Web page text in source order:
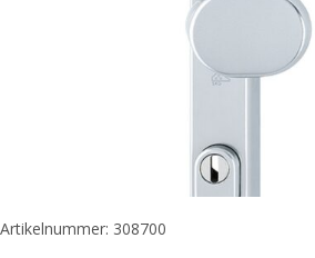
Artikelnummer: 308700